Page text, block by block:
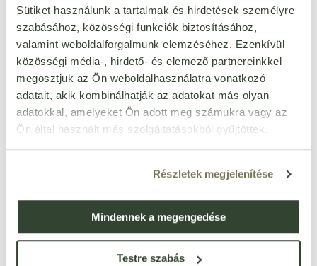
Sütiket használunk a tartalmak és hirdetések személyre
szabásához, közösségi funkciók biztosításához,
valamint weboldalforgalmunk elemzéséhez. Ezenkívül
közösségi média-, hirdető- és elemező partnereinkkel
megosztjuk az Ön weboldalhasználatra vonatkozó
adatait, akik kombinálhatják az adatokat más olyan
adatokkal, amelyeket Ön adott meg számukra vagy az
Ön által használt más szolgáltatásokból gyűjtöttek.
Részletek megjelenítése
Mindennek a megengedése
Testre szabás
kj 3700 kJ
zsír 100 g
ebből telített zsírsavak
ebből egyszeresen telített
ebből többszörösen telített
zsírsavak
szénhidrát 0 g
0 g